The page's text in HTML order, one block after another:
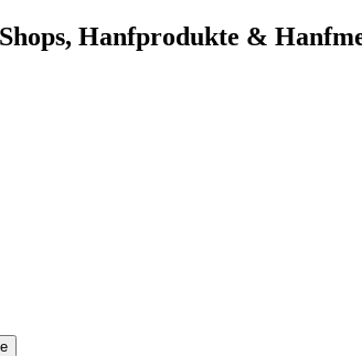
Hanfprodukte &